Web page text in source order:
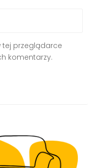
przeglądarce
komentarzy.